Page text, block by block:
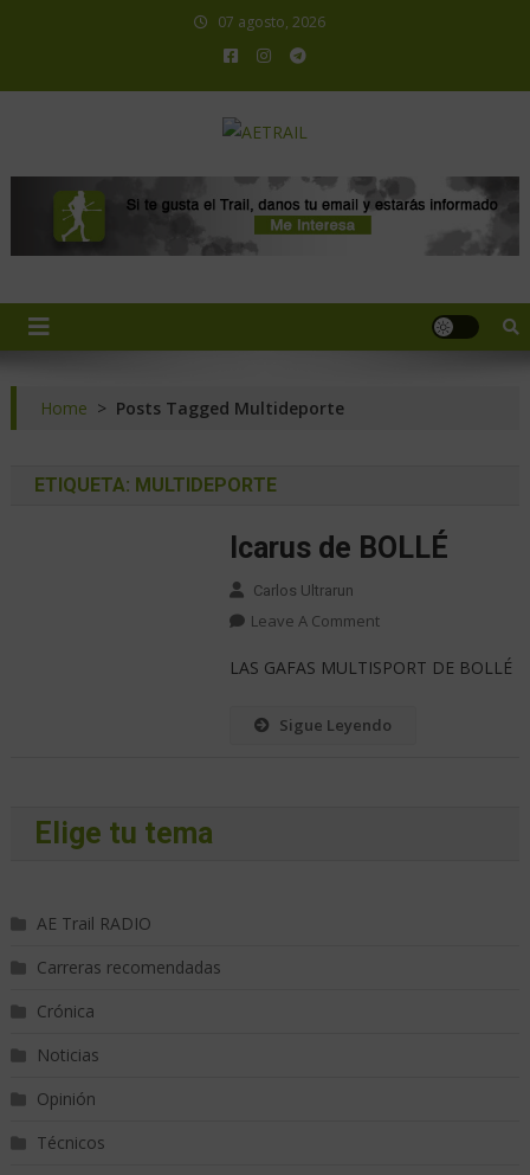
07 agosto, 2026
Home > Posts Tagged Multideporte
ETIQUETA: MULTIDEPORTE
Icarus de BOLLÉ
Carlos Ultrarun
Leave A Comment
LAS GAFAS MULTISPORT DE BOLLÉ
Sigue Leyendo
Elige tu tema
AE Trail RADIO
Carreras recomendadas
Crónica
Noticias
Opinión
Técnicos